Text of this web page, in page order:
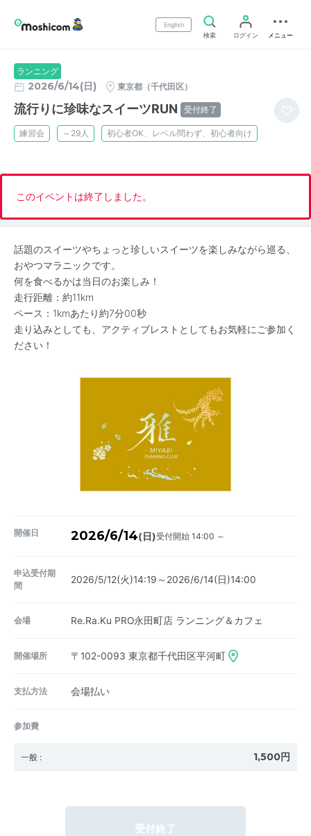
English
検索
ログイン メニュー
ランニング
2026/6/14(日) 東京都（千代田区）
流行りに珍味なスイーツRUN 受付終了
練習会 ～29人 初心者OK、レベル問わず、初心者向け
このイベントは終了しました。
話題のスイーツやちょっと珍しいスイーツを楽しみながら巡る、
おやつマラニックです。
何を食べるかは当日のお楽しみ！
走行距離：約11km
ペース：1kmあたり約7分00秒
走り込みとしても、アクティブレストとしてもお気軽にご参加く
ださい！
開催日 2026/6/14(日)受付開始 14:00 ～
申込受付期
間
2026/5/12(火)14:19～2026/6/14(日)14:00
会場 Re.Ra.Ku PRO永田町店 ランニング＆カフェ
開催場所 〒102-0093 東京都千代田区平河町
支払方法 会場払い
参加費
一般 : 1,500円
受付終了